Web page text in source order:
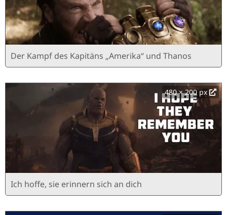
Der Kampf des Kapitäns „Amerika“ und Thanos
480 × 200 px
Ich hoffe, sie erinnern sich an dich